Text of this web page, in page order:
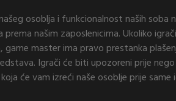
osoblja i funkcionalnost naših
prema našim zaposlenicima. Ukoliko
game master ima pravo prestanka
Igrači će biti upozoreni prije
će vam izreći naše osoblje prije same